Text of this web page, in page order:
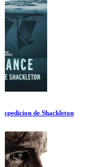
Factorias de Muerte